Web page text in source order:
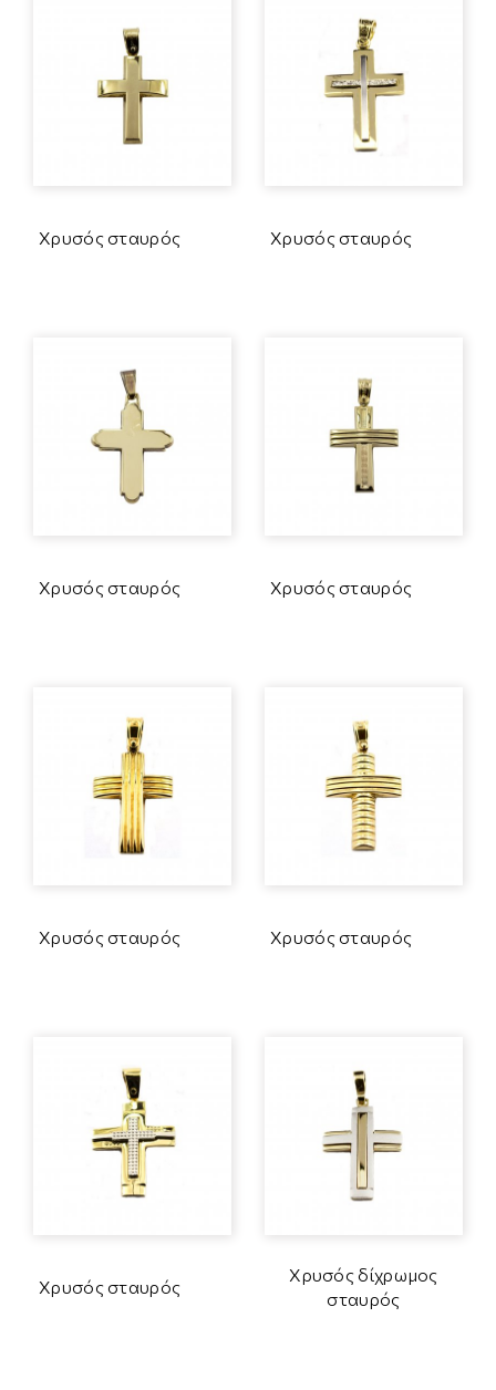
Χρυσός σταυρός Χρυσός σταυρός
Χρυσός σταυρός Χρυσός σταυρός
Χρυσός σταυρός Χρυσός σταυρός
Χρυσός σταυρός
Χρυσός δίχρωμος
σταυρός